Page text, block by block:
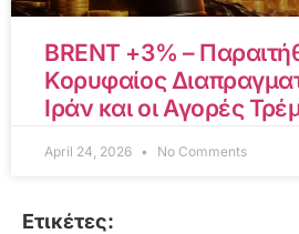
BRENT +3% –
Κορυφαίος
Ιράν και οι Αγορές
April 24, 2026 No Comments
Ετικέτες: